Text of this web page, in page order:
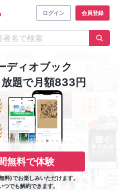
ログイン 会員登録
ディオブック
題で月額833円
無料で体験
)でお楽しみいただけます。
でも解約できます。